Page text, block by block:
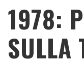
1978:
SULLA